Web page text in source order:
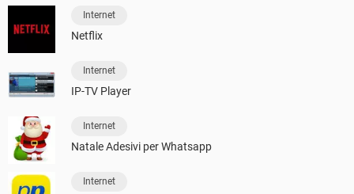
Internet
Netflix
Internet
IP-TV Player
Internet
Natale Adesivi per Whatsapp
Internet